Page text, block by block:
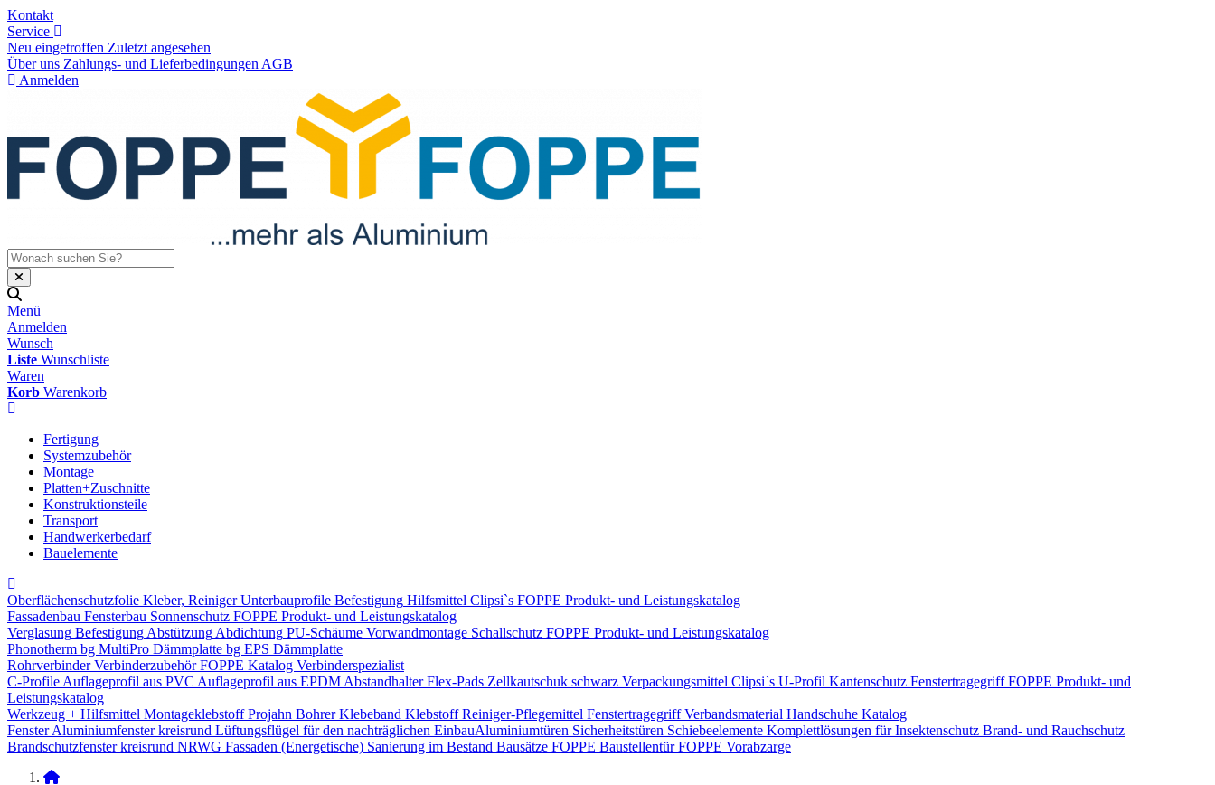
Kontakt
Service
Neu eingetroffen Zuletzt angesehen
Über uns Zahlungs- und Lieferbedingungen AGB
Anmelden
Menü
Anmelden
Wunsch
Liste Wunschliste
Waren
Korb Warenkorb
Fertigung
Systemzubehör
Montage
Platten+Zuschnitte
Konstruktionsteile
Transport
Handwerkerbedarf
Bauelemente
Oberflächenschutzfolie Kleber, Reiniger Unterbauprofile Befestigung Hilfsmittel Clipsi`s FOPPE Produkt- und Leistungskatalog
Fassadenbau Fensterbau Sonnenschutz FOPPE Produkt- und Leistungskatalog
Verglasung Befestigung Abstützung Abdichtung PU-Schäume Vorwandmontage Schallschutz FOPPE Produkt- und Leistungskatalog
Phonotherm bg MultiPro Dämmplatte bg EPS Dämmplatte
Rohrverbinder Verbinderzubehör FOPPE Katalog Verbinderspezialist
C-Profile Auflageprofil aus PVC Auflageprofil aus EPDM Abstandhalter Flex-Pads Zellkautschuk schwarz Verpackungsmittel Clipsi`s U-Profil Kantenschutz Fenstertragegriff FOPPE Produkt- und
Leistungskatalog
Werkzeug + Hilfsmittel Montageklebstoff Projahn Bohrer Klebeband Klebstoff Reiniger-Pflegemittel Fenstertragegriff Verbandsmaterial Handschuhe Katalog
Fenster Aluminiumfenster kreisrund Lüftungsflügel für den nachträglichen Einbau​Aluminiumtüren Sicherheitstüren Schiebeelemente Komplettlösungen für Insektenschutz Brand- und Rauchschutz​
Brandschutzfenster kreisrund NRWG Fassaden (Energetische) Sanierung im Bestand Bausätze FOPPE Baustellentür FOPPE Vorabzarge